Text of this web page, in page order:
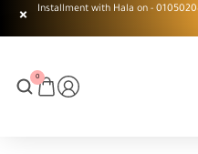
قسط مع حالا على رقم فون او وتساب 01050208568 - Installment with Hala on
0